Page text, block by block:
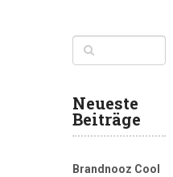
Neueste
Beiträge
Brandnooz Cool